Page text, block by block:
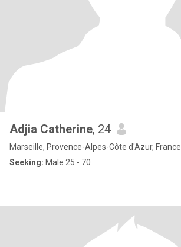
Adjia Catherine, 24
Marseille, Provence-Alpes-Côte d'Azur, France
Seeking: Male 25 - 70